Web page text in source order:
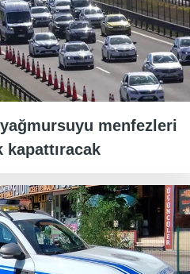
menfezleri
kapattıracak